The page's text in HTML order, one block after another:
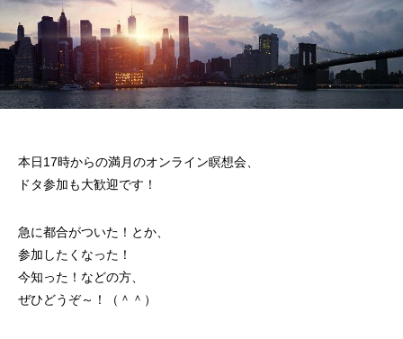
本日17時からの満月のオンライン瞑想会、
ドタ参加も大歓迎です！
急に都合がついた！とか、
参加したくなった！
今知った！などの方、
ぜひどうぞ～！（＾＾）